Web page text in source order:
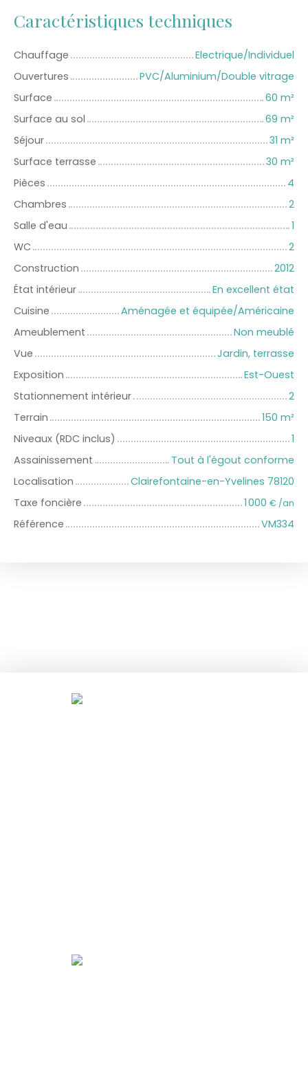
Caractéristiques techniques
Chauffage
Electrique/Individuel
Ouvertures
PVC/Aluminium/Double vitrage
Surface
60 m²
Surface au sol
69 m²
Séjour
31 m²
Surface terrasse
30 m²
Pièces
4
Chambres
2
Salle d'eau
1
WC
2
Construction
2012
État intérieur
En excellent état
Cuisine
Aménagée et équipée/Américaine
Ameublement
Non meublé
Vue
Jardin, terrasse
Exposition
Est-Ouest
Stationnement intérieur
2
Terrain
150 m²
Niveaux (RDC inclus)
1
Assainissement
Tout à l'égout conforme
Localisation
Clairefontaine-en-Yvelines 78120
Taxe foncière
1 000 € /an
Référence VM334